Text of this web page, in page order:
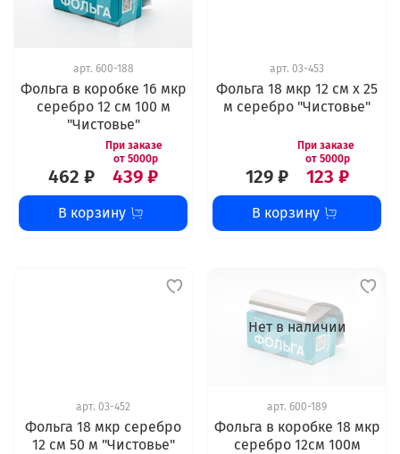
арт. 600-188
Фольга в коробке 16 мкр
серебро 12 см 100 м
"Чистовье"
462 ₽ 439 ₽
В корзину
арт. 03-453
Фольга 18 мкр 12 см х 25
м серебро "Чистовье"
129 ₽ 123 ₽
В корзину
арт. 03-452
Фольга 18 мкр серебро
12 см 50 м "Чистовье"
Нет в наличии
арт. 600-189
Фольга в коробке 18 мкр
серебро 12см 100м